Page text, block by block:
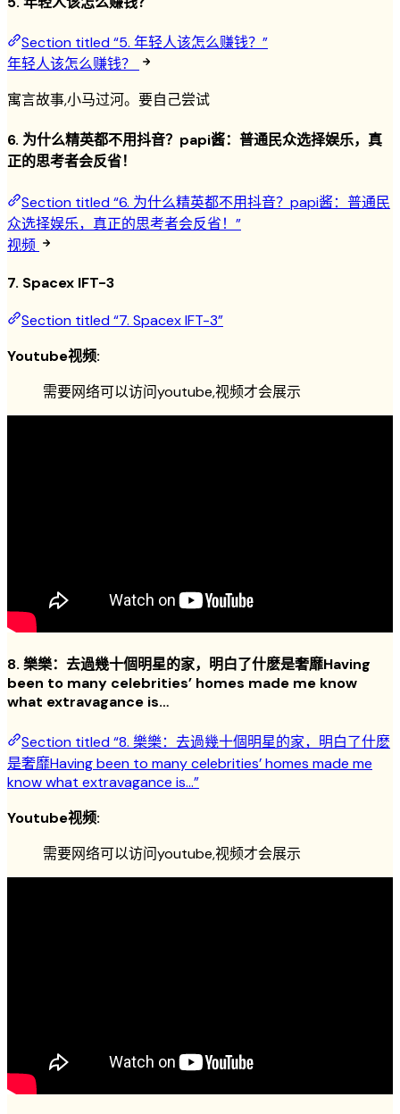
Section titled “5. 年轻人该怎么赚钱？”
年轻人该怎么赚钱？
寓言故事,小马过河。要自己尝试
6. 为什么精英都不用抖音？papi酱：普通民众选择娱乐，真
正的思考者会反省！
Section titled “6. 为什么精英都不用抖音？papi酱：普通民
众选择娱乐，真正的思考者会反省！”
视频
7. Spacex IFT-3
Section titled “7. Spacex IFT-3”
Youtube视频:
需要网络可以访问youtube,视频才会展示
8. 樂樂：去過幾十個明星的家，明白了什麽是奢靡Having
been to many celebrities’ homes made me know
what extravagance is…
Section titled “8. 樂樂：去過幾十個明星的家，明白了什麽
是奢靡Having been to many celebrities’ homes made me
know what extravagance is…”
Youtube视频:
需要网络可以访问youtube,视频才会展示